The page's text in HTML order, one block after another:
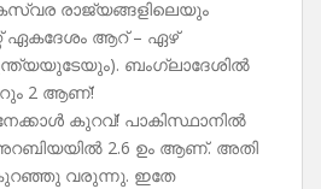
രാജ്യങ്ങളിലെയും
ഏകദേശം ആറ് – ഏഴ്
ബംഗ്ലാദേശിൽ
2 ആണ്!
കുറവ്! പാകിസ്ഥാനിൽ
2.6 ഉം ആണ്. അതി
കുറഞ്ഞു വരുന്നു. ഇതേ